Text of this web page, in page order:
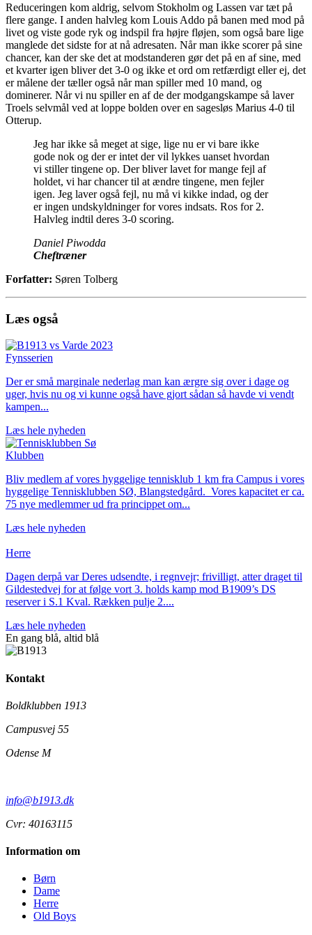
Reduceringen kom aldrig, selvom Stokholm og Lassen var tæt på
flere gange. I anden halvleg kom Louis Addo på banen med mod på
livet og viste gode ryk og indspil fra højre fløjen, som også bare lige
manglede det sidste for at nå adresaten. Når man ikke scorer på sine
chancer, kan der ske det at modstanderen gør det på en af sine, med
et kvarter igen bliver det 3-0 og ikke et ord om retfærdigt eller ej, det
er målene der tæller også når man spiller med 10 mand, og
dominerer. Når vi nu spiller en af de der modgangskampe så laver
Troels selvmål ved at loppe bolden over en sagesløs Marius 4-0 til
Otterup.
Jeg har ikke så meget at sige, lige nu er vi bare ikke
gode nok og der er intet der vil lykkes uanset hvordan
vi stiller tingene op. Der bliver lavet for mange fejl af
holdet, vi har chancer til at ændre tingene, men fejler
igen. Jeg laver også fejl, nu må vi kikke indad, og der
er ingen undskyldninger for vores indsats. Ros for 2.
Halvleg indtil deres 3-0 scoring.
Daniel Piwodda
Cheftræner
Forfatter: Søren Tolberg
Læs også
Fynsserien
Der er små marginale nederlag man kan ærgre sig over i dage og
uger, hvis nu og vi kunne også have gjort sådan så havde vi vendt
kampen...
Læs hele nyheden
Klubben
Bliv medlem af vores hyggelige tennisklub 1 km fra Campus i vores
hyggelige Tennisklubben SØ, Blangstedgård. Vores kapacitet er ca.
75 nye medlemmer ud fra princippet om...
Læs hele nyheden
Herre
Dagen derpå var Deres udsendte, i regnvejr; frivilligt, atter draget til
Gildestedvej for at følge vort 3. holds kamp mod B1909’s DS
reserver i S.1 Kval. Rækken pulje 2....
Læs hele nyheden
En gang blå, altid blå
Kontakt
Boldklubben 1913
Campusvej 55
Odense M
info@b1913.dk
Cvr: 40163115
Information om
Børn
Dame
Herre
Old Boys